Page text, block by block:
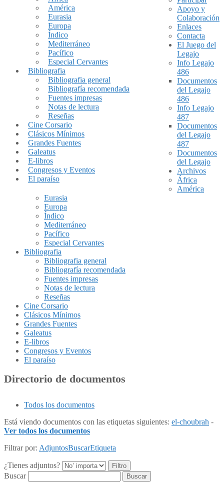
América
Eurasia
Europa
Índico
Mediterráneo
Pacífico
Especial Cervantes
Bibliografia
Bibliografia general
Bibliografía recomendada
Fuentes impresas
Notas de lectura
Reseñas
Cine Corsario
Clásicos Mínimos
Grandes Fuentes
Galeatus
E-libros
Congresos y Eventos
El paraíso
Apoyo y
Colaboración
Enlaces
Contacta
El Juego del
Legajo
Info Legajo
486
Documentos
del Legajo
486
Info Legajo
487
Documentos
del Legajo
487
Documentos
del Legajo
Archivos
África
América
Eurasia
Europa
Índico
Mediterráneo
Pacífico
Especial Cervantes
Bibliografia
Bibliografia general
Bibliografía recomendada
Fuentes impresas
Notas de lectura
Reseñas
Cine Corsario
Clásicos Mínimos
Grandes Fuentes
Galeatus
E-libros
Congresos y Eventos
El paraíso
Directorio de documentos
Todos los documentos
Está viendo documentos con las etiquetas siguientes: el-choubrah -
Ver todos los documentos
Filtrar por: AdjuntosBuscarEtiqueta
¿Tienes adjuntos?
Buscar